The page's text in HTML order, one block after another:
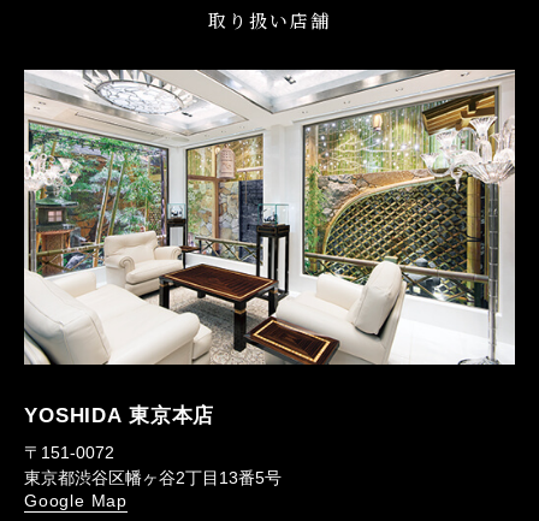
取り扱い店舗
YOSHIDA 東京本店
〒151-0072
東京都渋谷区幡ヶ谷2丁目13番5号
Google Map